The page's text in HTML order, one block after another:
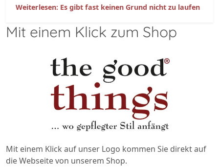
Weiterlesen: Es gibt fast keinen Grund nicht zu laufen
Mit einem Klick zum Shop
Mit einem Klick auf unser Logo kommen Sie direkt auf
die Webseite von unserem Shop.